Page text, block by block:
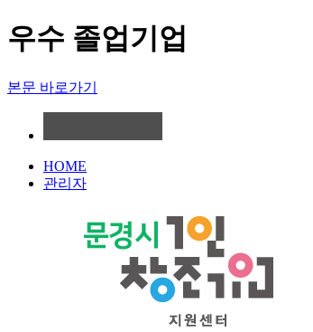
우수 졸업기업
본문 바로가기
HOME
관리자